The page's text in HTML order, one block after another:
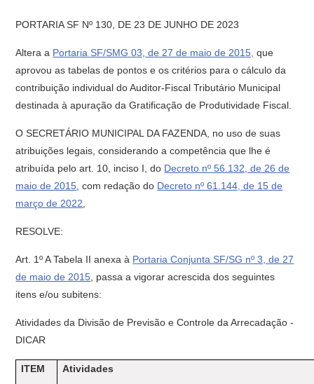
PORTARIA SF Nº 130, DE 23 DE JUNHO DE 2023
Altera a Portaria SF/SMG 03, de 27 de maio de 2015, que
aprovou as tabelas de pontos e os critérios para o cálculo da
contribuição individual do Auditor-Fiscal Tributário Municipal
destinada à apuração da Gratificação de Produtividade Fiscal.
O SECRETÁRIO MUNICIPAL DA FAZENDA, no uso de suas
atribuições legais, considerando a competência que lhe é
atribuída pelo art. 10, inciso I, do Decreto nº 56.132, de 26 de
maio de 2015 , com redação do Decreto nº 61.144, de 15 de
março de 2022
RESOLVE:
Art. 1º A Tabela II anexa à Portaria Conjunta SF/SG nº 3, de 27
de maio de 2015 , passa a vigorar acrescida dos seguintes
itens e/ou subitens:
Atividades da Divisão de Previsão e Controle da Arrecadação -
DICAR
ITEM Atividades